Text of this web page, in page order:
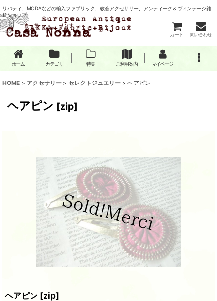
リバティ、MODAなどの輸入ファブリック、教会アクセサリー、アンティーク＆ヴィンテージ雑
貨ショップ
カート 問い合わせ
ホーム カテゴリ 特集 ご利用案内 マイページ
HOME > アクセサリー > セレクトジュエリー > ヘアピン
ヘアピン [zip]
ヘアピン [zip]